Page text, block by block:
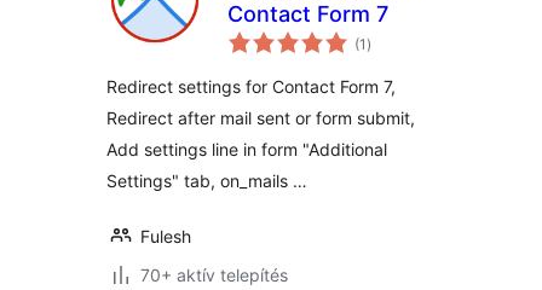
Contact Form 7
(1 értékelés
összesen
)
Redirect settings for Contact Form 7,
Redirect after mail sent or form submit,
Add settings line in form "Additional
Settings" tab, on_mails …
Fulesh
70+ aktív telepítés